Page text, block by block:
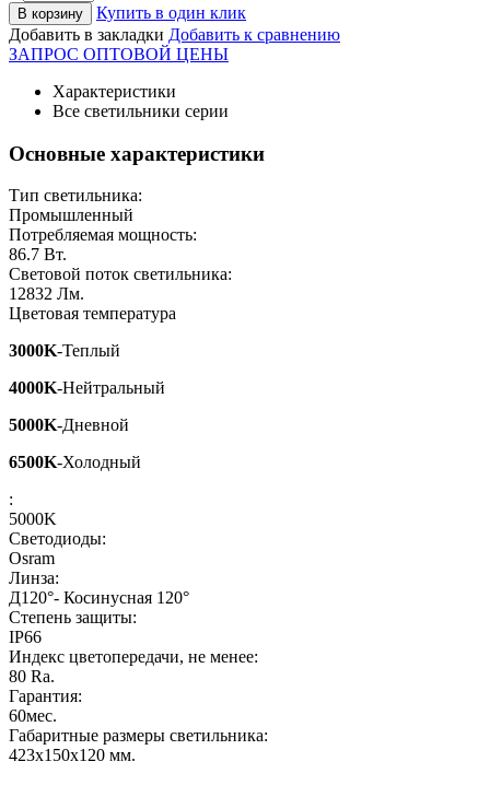
В корзину
Купить в один клик
Добавить в закладки Добавить к сравнению
ЗАПРОС ОПТОВОЙ ЦЕНЫ
Характеристики
Все светильники серии
Основные характеристики
Тип светильника:
Промышленный
Потребляемая мощность:
86.7 Вт.
Световой поток светильника:
12832 Лм.
Цветовая температура
3000K-Теплый
4000K-Нейтральный
5000K-Дневной
6500K-Холодный
:
5000K
Светодиоды:
Osram
Линза:
Д120°- Косинусная 120°
Степень защиты:
IP66
Индекс цветопередачи, не менее:
80 Ra.
Гарантия:
60мес.
Габаритные размеры светильника:
423х150х120 мм.